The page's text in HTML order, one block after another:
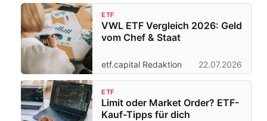
ETF
VWL ETF Vergleich 2026: Geld
vom Chef & Staat
etf.capital Redaktion 22.07.2026
ETF
Limit oder Market Order? ETF-
Kauf-Tipps für dich